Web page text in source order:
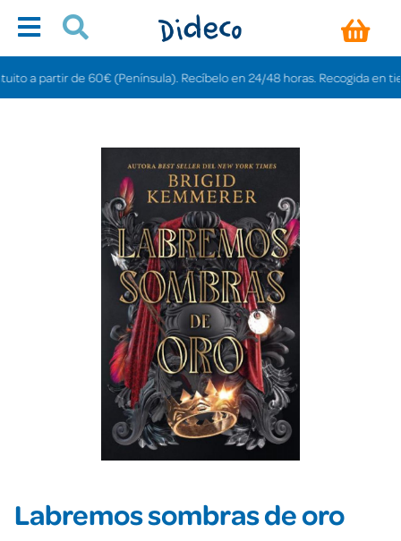
partir de 60€ (Península). Recíbelo en 24/48 horas. Recogida en
Labremos sombras de oro